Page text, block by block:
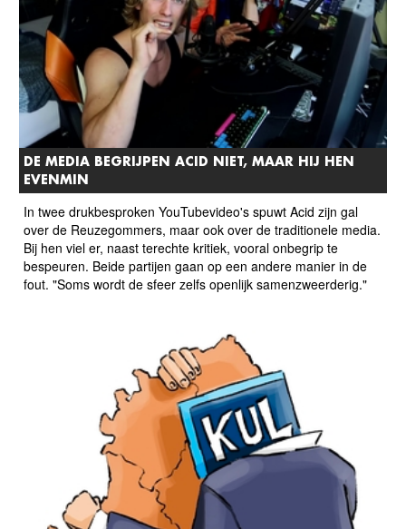
DE MEDIA BEGRIJPEN ACID NIET, MAAR HIJ HEN
EVENMIN
In twee drukbesproken YouTubevideo's spuwt Acid zijn gal
over de Reuzegommers, maar ook over de traditionele media.
Bij hen viel er, naast terechte kritiek, vooral onbegrip te
bespeuren. Beide partijen gaan op een andere manier in de
fout. "Soms wordt de sfeer zelfs openlijk samenzweerderig."